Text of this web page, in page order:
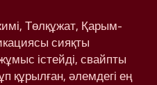
Төлқұжат, Қарым-
сияқты
істейді, свайпты
құрылған, әлемдегі ең